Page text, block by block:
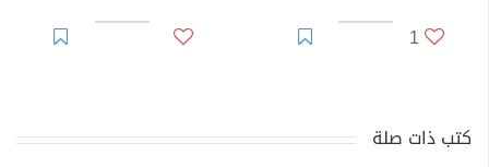
1
كتب ذات صلة